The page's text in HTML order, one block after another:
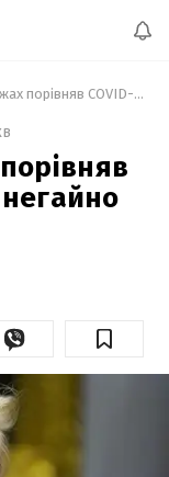
Трамп у соцмережах порівняв COVID-19 з грипом – і негайно отримав покарання
негайно